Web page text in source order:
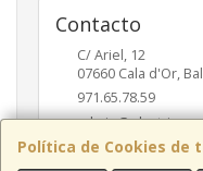
Política de Cookies de
Contacto
C/ Ariel, 12
07660 Cala d'Or,
971.65.78.59